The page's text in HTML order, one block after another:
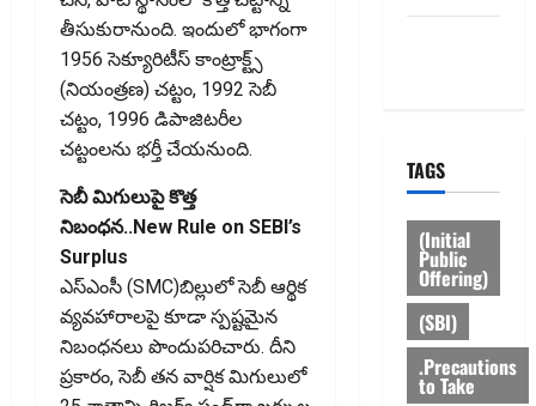
తీసుకురానుంది. ఇందులో భాగంగా
1956 సెక్యూరిటీస్‌ కాంట్రాక్ట్స్‌
(నియంత్రణ) చట్టం, 1992 సెబీ
చట్టం, 1996 డిపాజిటరీల
చట్టంలను భర్తీ చేయనుంది.
సెబీ మిగులుపై కొత్త
నిబంధన..New Rule on SEBI’s
Surplus
ఎస్‌ఎంసీ (SMC)బిల్లులో సెబీ ఆర్థిక
వ్యవహారాలపై కూడా స్పష్టమైన
నిబంధనలు పొందుపరిచారు. దీని
ప్రకారం, సెబీ తన వార్షిక మిగులులో
TAGS
(Initial
Public
Offering)
(SBI)
.Precautions
to Take